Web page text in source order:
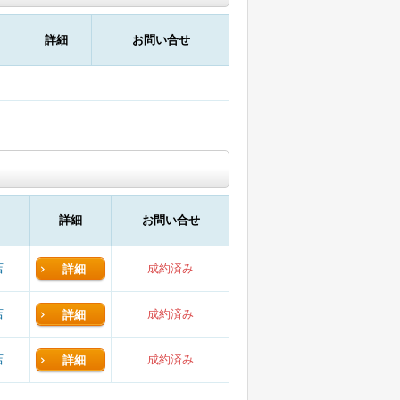
詳細 お問い合せ
詳細 お問い合せ
詳細 成約済み
詳細 成約済み
詳細 成約済み